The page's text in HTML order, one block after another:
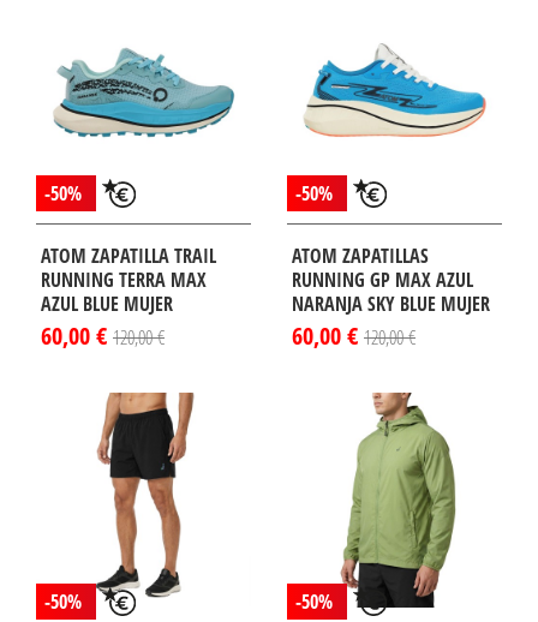
-50%
ATOM ZAPATILLA TRAIL
RUNNING TERRA MAX
AZUL BLUE MUJER
60,00 € 120,00 €
-50%
ATOM ZAPATILLAS
RUNNING GP MAX AZUL
NARANJA SKY BLUE MUJER
60,00 € 120,00 €
-50% -50%